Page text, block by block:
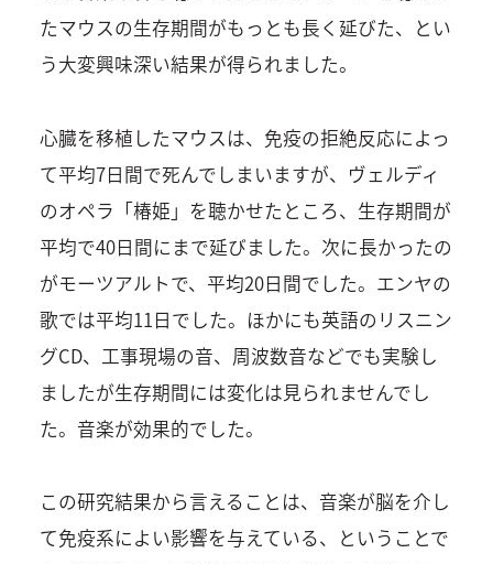
たマウスの生存期間がもっとも長く延びた、とい
う大変興味深い結果が得られました。
心臓を移植したマウスは、免疫の拒絶反応によっ
て平均7日間で死んでしまいますが、ヴェルディ
のオペラ「椿姫」を聴かせたところ、生存期間が
平均で40日間にまで延びました。次に長かったの
がモーツアルトで、平均20日間でした。エンヤの
歌では平均11日でした。ほかにも英語のリスニン
グCD、工事現場の音、周波数音などでも実験し
ましたが生存期間には変化は見られませんでし
た。音楽が効果的でした。
この研究結果から言えることは、音楽が脳を介し
て免疫系によい影響を与えている、ということで